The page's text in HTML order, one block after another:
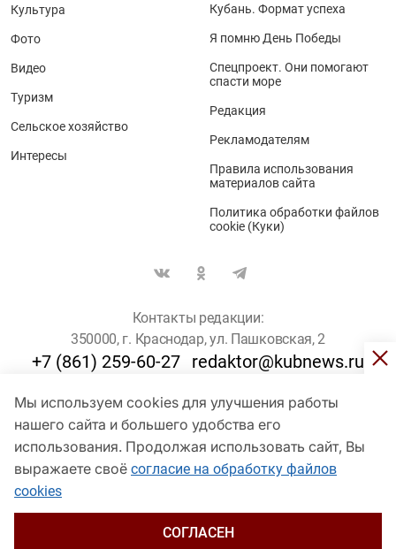
Мы используем cookies для улучшения работы
нашего сайта и большего удобства его
использования. Продолжая использовать сайт, Вы
выражаете своё согласие на обработку файлов
cookies
СОГЛАСЕН
Культура
Фото
Видео
Туризм
Сельское хозяйство
Интересы
Кубань. Формат успеха
Я помню День Победы
Спецпроект. Они помогают
спасти море
Редакция
Рекламодателям
Правила использования
материалов сайта
Политика обработки файлов
cookie (Куки)
Контакты редакции:
350000, г. Краснодар, ул. Пашковская, 2
+7 (861) 259-60-27 redaktor@kubnews.ru
Для пользователей старше 16 лет
© Кубанские Новости, 2017
Сетевое издание «kubnews» зарегистрировано Федеральной
службой по надзору в сфере связи, информационных технологий
и массовых коммуникаций (Роскомнадзор). Регистрационный
Пашковская, 2). Главный редактор – Филиппов О. Ю.